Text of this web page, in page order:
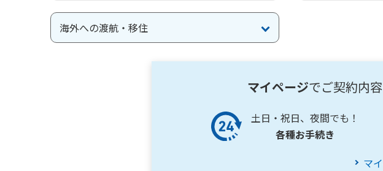
海外への渡航・移住
マイページでご契約内
土日・祝日、夜間でも！
各種お手続き
マ